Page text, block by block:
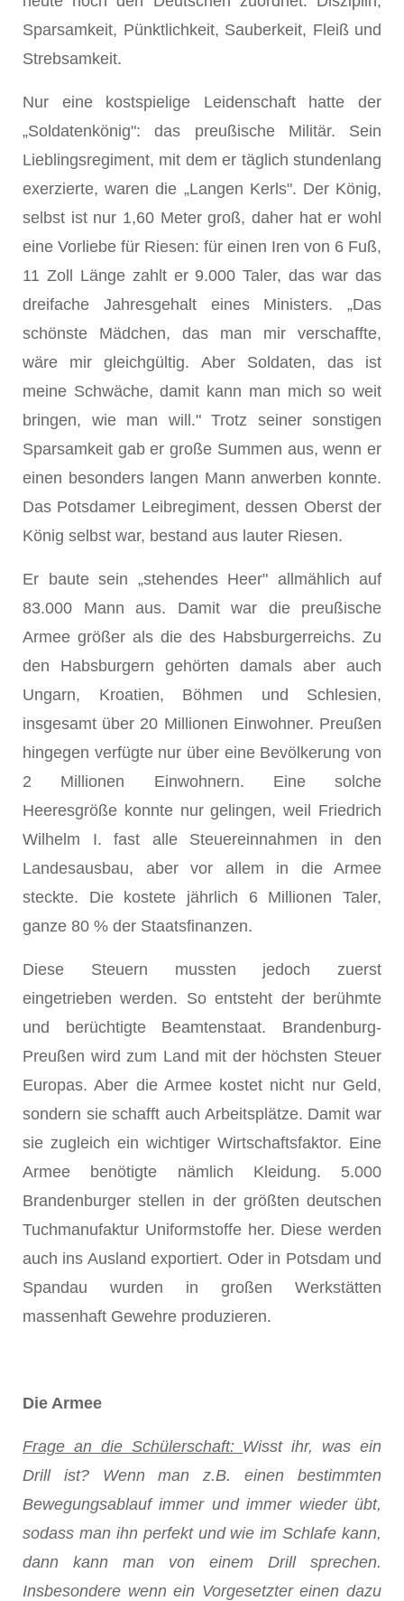
Sparsamkeit, Pünktlichkeit, Sauberkeit, Fleiß und
Strebsamkeit.
Nur eine kostspielige Leidenschaft hatte der
„Soldatenkönig": das preußische Militär. Sein
Lieblingsregiment, mit dem er täglich stundenlang
exerzierte, waren die „Langen Kerls". Der König,
selbst ist nur 1,60 Meter groß, daher hat er wohl
eine Vorliebe für Riesen: für einen Iren von 6 Fuß,
11 Zoll Länge zahlt er 9.000 Taler, das war das
dreifache Jahresgehalt eines Ministers. „Das
schönste Mädchen, das man mir verschaffte,
wäre mir gleichgültig. Aber Soldaten, das ist
meine Schwäche, damit kann man mich so weit
bringen, wie man will." Trotz seiner sonstigen
Sparsamkeit gab er große Summen aus, wenn er
einen besonders langen Mann anwerben konnte.
Das Potsdamer Leibregiment, dessen Oberst der
König selbst war, bestand aus lauter Riesen.
Er baute sein „stehendes Heer" allmählich auf
83.000 Mann aus. Damit war die preußische
Armee größer als die des Habsburgerreichs. Zu
den Habsburgern gehörten damals aber auch
Ungarn, Kroatien, Böhmen und Schlesien,
insgesamt über 20 Millionen Einwohner. Preußen
hingegen verfügte nur über eine Bevölkerung von
2 Millionen Einwohnern. Eine solche
Heeresgröße konnte nur gelingen, weil Friedrich
Wilhelm I. fast alle Steuereinnahmen in den
Landesausbau, aber vor allem in die Armee
steckte. Die kostete jährlich 6 Millionen Taler,
ganze 80 % der Staatsfinanzen.
Diese Steuern mussten jedoch zuerst
eingetrieben werden. So entsteht der berühmte
und berüchtigte Beamtenstaat. Brandenburg-
Preußen wird zum Land mit der höchsten Steuer
Europas. Aber die Armee kostet nicht nur Geld,
sondern sie schafft auch Arbeitsplätze. Damit war
sie zugleich ein wichtiger Wirtschaftsfaktor. Eine
Armee benötigte nämlich Kleidung. 5.000
Brandenburger stellen in der größten deutschen
Tuchmanufaktur Uniformstoffe her. Diese werden
auch ins Ausland exportiert. Oder in Potsdam und
Spandau wurden in großen Werkstätten
massenhaft Gewehre produzieren.
Die Armee
Frage an die Schülerschaft: Wisst ihr, was ein
Drill ist? Wenn man z.B. einen bestimmten
Bewegungsablauf immer und immer wieder übt,
sodass man ihn perfekt und wie im Schlafe kann,
dann kann man von einem Drill sprechen.
Insbesondere wenn ein Vorgesetzter einen dazu